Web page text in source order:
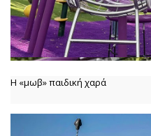
Η «μωβ» παιδική χαρά